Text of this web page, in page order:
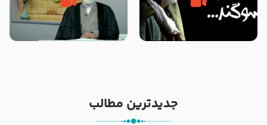
خطبه حضرت سلمان سه روز پس از
شهادت پیامبر اکرم صلی الله علیه
مادر داعش – حجت الاسلام جباری
جدیدترین مطالب